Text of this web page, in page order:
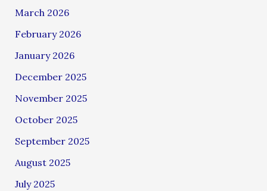
March 2026
February 2026
January 2026
December 2025
November 2025
October 2025
September 2025
August 2025
July 2025